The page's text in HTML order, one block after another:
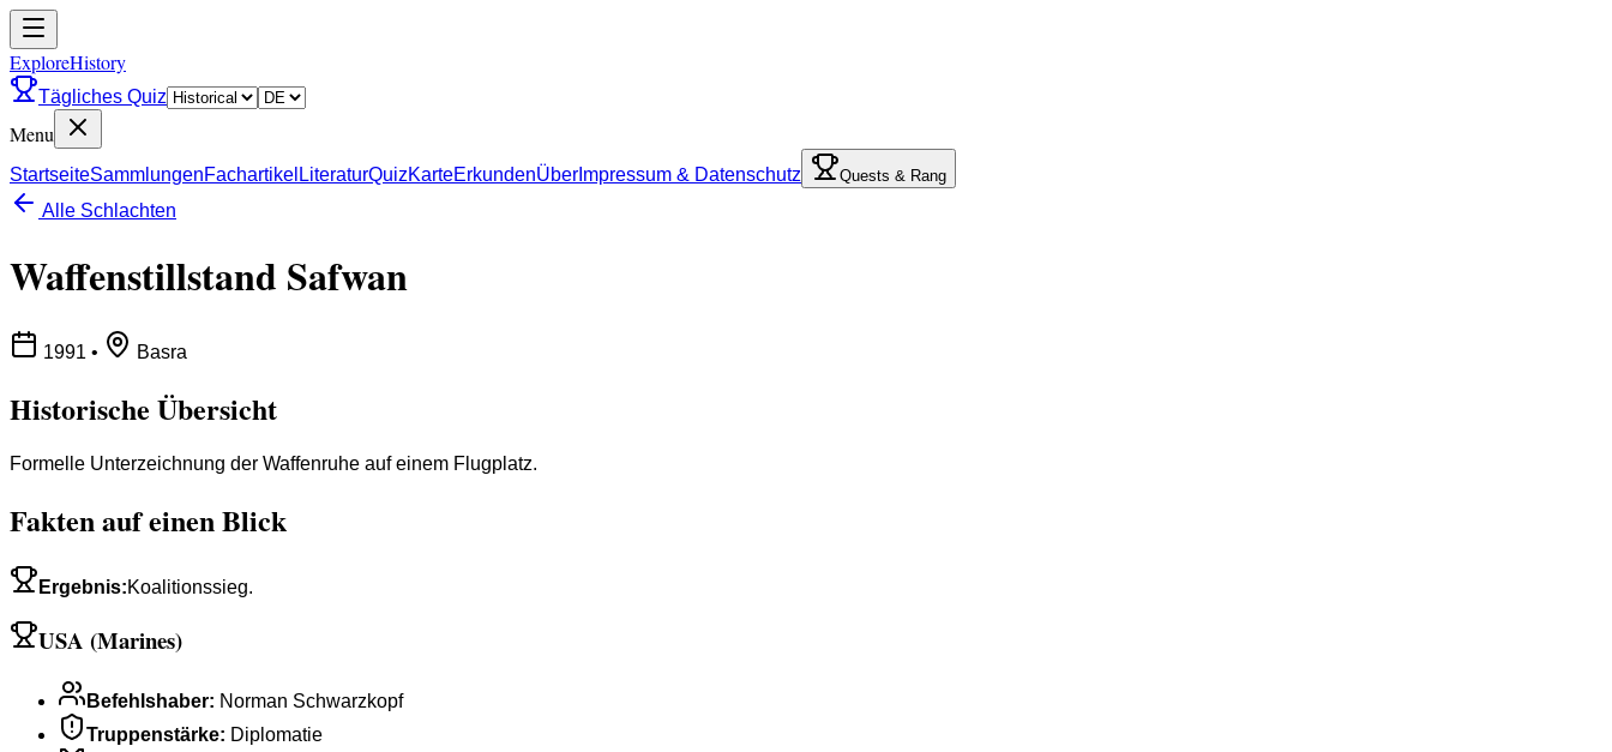
ExploreHistory
Tägliches Quiz
Menu
StartseiteSammlungenFachartikel LiteraturQuizKarteErkundenÜber Impressum & Datenschutz Quests & Rang
Alle Schlachten
Waffenstillstand Safwan
1991 • Basra
Historische Übersicht
Formelle Unterzeichnung der Waffenruhe auf einem Flugplatz.
Fakten auf einen Blick
Ergebnis:Koalitionssieg.
USA (Marines)
Befehlshaber: Norman Schwarzkopf
Truppenstärke: Diplomatie